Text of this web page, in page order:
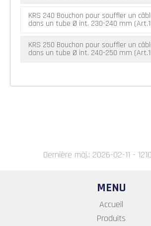
KRS 240 Bouchon pour souffler un
dans un tube Ø int. 230-240 mm
KRS 250 Bouchon pour souffler un
dans un tube Ø int. 240-250 mm
Dernière màj.: 2026-02-11 -
MENU
Accueil
Produits